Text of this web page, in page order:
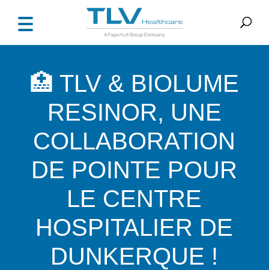
🏥 TLV & BIOLUME
RESINOR, UNE
COLLABORATION
DE POINTE POUR
LE CENTRE
HOSPITALIER DE
DUNKERQUE !